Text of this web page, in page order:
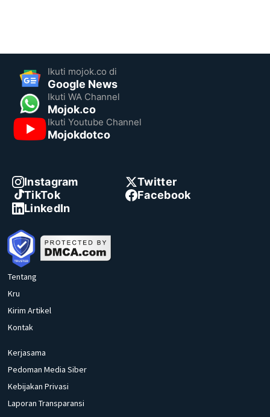
Ikuti mojok.co di
Google News
Ikuti WA Channel
Mojok.co
Ikuti Youtube Channel
Mojokdotco
Instagram
Twitter
TikTok
Facebook
LinkedIn
Tentang
Kru
Kirim Artikel
Kontak
Kerjasama
Pedoman Media Siber
Kebijakan Privasi
Laporan Transparansi